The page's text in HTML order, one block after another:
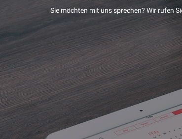
Sie möchten mit uns sprechen? Wir rufen